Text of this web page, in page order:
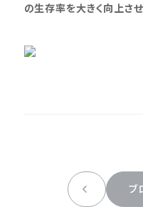
の生存率を大きく向上さ
ブ